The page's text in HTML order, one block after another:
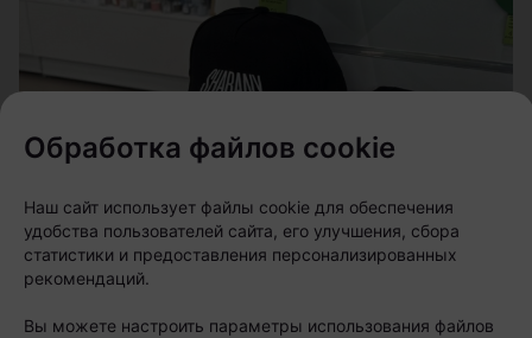
Обработка файлов cookie
Наш сайт использует файлы cookie для обеспечения
удобства пользователей сайта, его улучшения, сбора
статистики и предоставления персонализированных
рекомендаций.
Вы можете настроить параметры использования файлов